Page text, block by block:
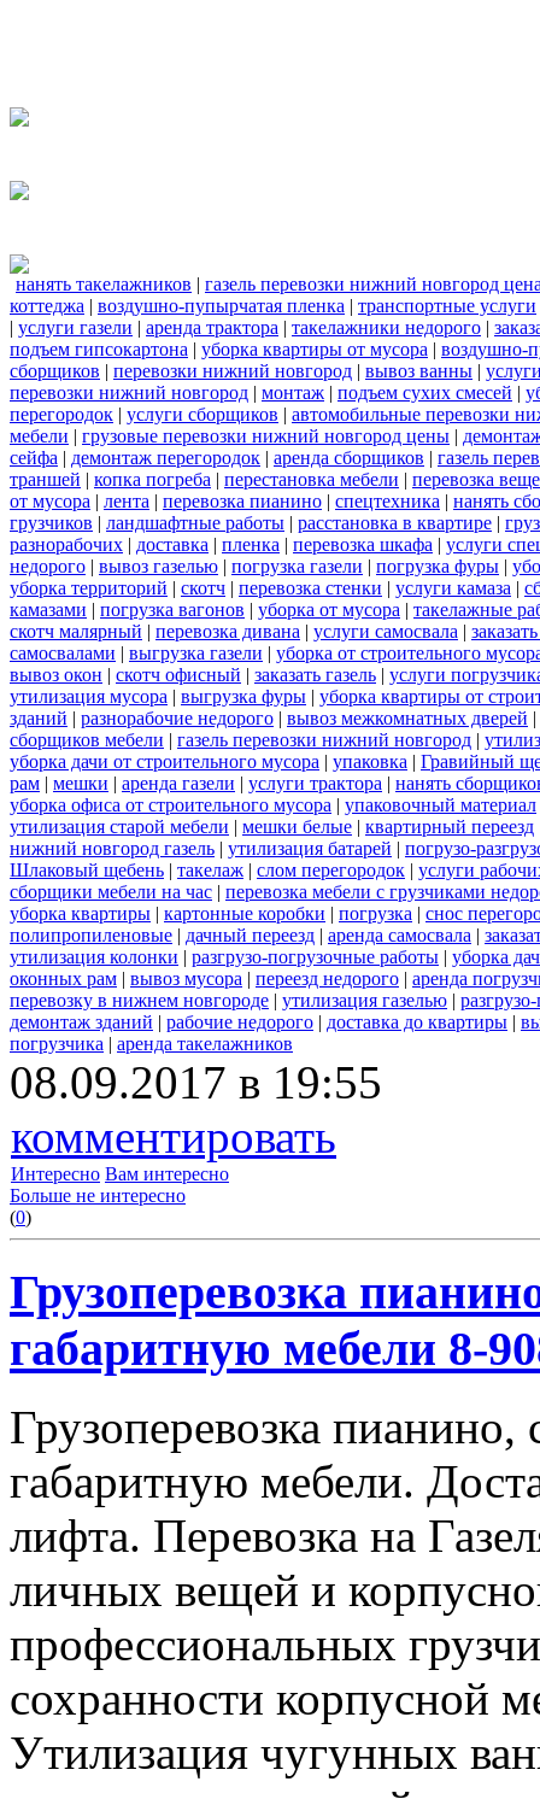
нанять такелажников | газель перевозки нижний новгород
коттеджа | воздушно-пупырчатая пленка | транспортные услуги
| услуги газели | аренда трактора | такелажники недорого |
подъем гипсокартона | уборка квартиры от мусора | воздушно-
сборщиков | перевозки нижний новгород | вывоз ванны |
перевозки нижний новгород | монтаж | подъем сухих смесей |
перегородок | услуги сборщиков | автомобильные перевозки
мебели | грузовые перевозки нижний новгород цены |
сейфа | демонтаж перегородок | аренда сборщиков | газель
траншей | копка погреба | перестановка мебели | перевозка
от мусора | лента | перевозка пианино | спецтехника | нанять
грузчиков | ландшафтные работы | расстановка в квартире |
разнорабочих | доставка | пленка | перевозка шкафа | услуги
недорого | вывоз газелью | погрузка газели | погрузка фуры |
уборка территорий | скотч | перевозка стенки | услуги камаза |
камазами | погрузка вагонов | уборка от мусора | такелажные
скотч малярный | перевозка дивана | услуги самосвала |
самосвалами | выгрузка газели | уборка от строительного
вывоз окон | скотч офисный | заказать газель | услуги
утилизация мусора | выгрузка фуры | уборка квартиры от
зданий | разнорабочие недорого | вывоз межкомнатных дверей |
сборщиков мебели | газель перевозки нижний новгород |
уборка дачи от строительного мусора | упаковка | Гравийный
рам | мешки | аренда газели | услуги трактора | нанять
уборка офиса от строительного мусора | упаковочный материал
утилизация старой мебели | мешки белые | квартирный переезд
нижний новгород газель | утилизация батарей | погрузо-
Шлаковый щебень | такелаж | слом перегородок | услуги
сборщики мебели на час | перевозка мебели с грузчиками
уборка квартиры | картонные коробки | погрузка | снос
полипропиленовые | дачный переезд | аренда самосвала |
утилизация колонки | разгрузо-погрузочные работы | уборка
оконных рам | вывоз мусора | переезд недорого | аренда
перевозку в нижнем новгороде | утилизация газелью |
демонтаж зданий | рабочие недорого | доставка до квартиры |
погрузчика | аренда такелажников
08.09.2017 в 19:55
комментировать
Интересно Вам интересно
Больше не интересно
(0)
Грузоперевозка
габаритную мебели 8-
Грузоперевозка
габаритную мебели.
лифта. Перевозка на
личных вещей и
профессиональных
сохранности корпусной
Утилизация чугунных